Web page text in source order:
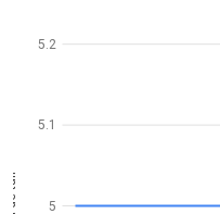
5
5.1
5.2